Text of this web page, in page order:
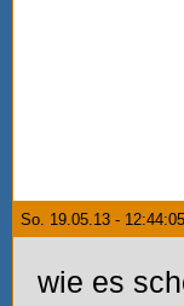
So. 19.05.13 -
wie es